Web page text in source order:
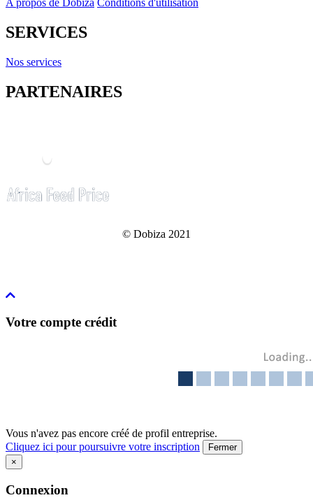
A propos de Dobiza Conditions d'utilisation
SERVICES
Nos services
PARTENAIRES
© Dobiza 2021
Votre compte crédit
Vous n'avez pas encore créé de profil entreprise.
Cliquez ici pour poursuivre votre inscription
Fermer
×
Connexion